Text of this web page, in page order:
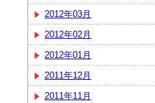
2012年03月
2012年02月
2012年01月
2011年12月
2011年11月